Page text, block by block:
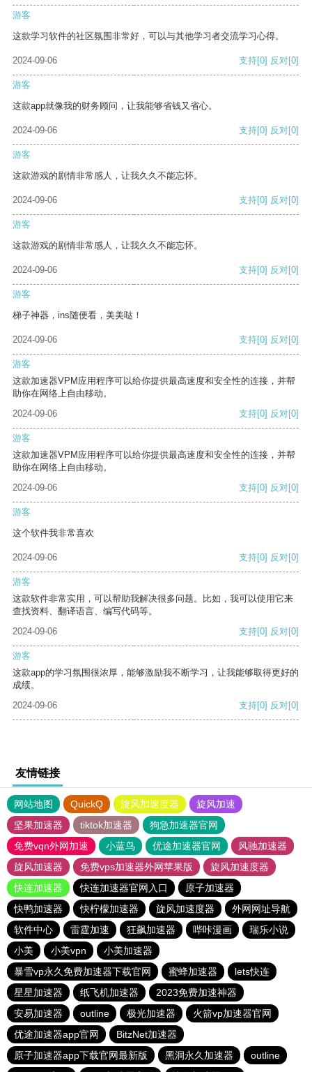
游客
这款学习软件的社区氛围非常好，可以与其他学习者交流学习心得。
2024-09-06 支持[0] 反对[0]
游客
这款app就像我的财务顾问，让我能够省钱又省心。
2024-09-06 支持[0] 反对[0]
游客
这款游戏的剧情非常感人，让我久久不能忘怀。
2024-09-06 支持[0] 反对[0]
游客
这款游戏的剧情非常感人，让我久久不能忘怀。
2024-09-06 支持[0] 反对[0]
游客
梯子神器，ins随便看，美美哒！
2024-09-06 支持[0] 反对[0]
游客
这款加速器VPM应用程序可以给你提供最高速度和安全性的连接，并帮
助你在网络上自由移动。
2024-09-06
支持[0] 反对[0]
游客
这款加速器VPM应用程序可以给你提供最高速度和安全性的连接，并帮
助你在网络上自由移动。
2024-09-06
支持[0] 反对[0]
游客
这个软件我非常喜欢
2024-09-06 支持[0] 反对[0]
游客
这款软件非常实用，可以帮助我解决很多问题。比如，我可以使用它来
查找资料、翻译语言、编写代码等。
2024-09-06
支持[0] 反对[0]
游客
这款app的学习氛围很浓厚，能够激励我不断学习，让我能够取得更好的
成绩。
2024-09-06
支持[0] 反对[0]
友情链接
网站地图 QuickQ 旋风加速度器
旋风加速
坚果加速器
tiktok加速器
狗急加速器官网
免费vqn外网加速
小蓝鸟 优途加速器官网
风驰加速器
旋风加速器
免费vps加速器外网苹果版
旋风加速度器
快连加速器
快连加速器官网入口
原子加速器
快鸭加速器
快柠檬加速器 旋风加速度器
外网网址导航
软件中心
雷霆加速 狂飙加速器 哔咔漫画
瑞乐小说
小美
小美vpn
小美加速器
暴雪vp永久免费加速器下载官网
蜜蜂加速器
lets快连
星星加速器
纸飞机加速器
2023免费加速神器
安易加速器
outline 极光加速器
火箭vp加速器官网
优途加速器app官网
BitzNet加速器
原子加速器app下载官网最新版
黑洞永久加速器
outline